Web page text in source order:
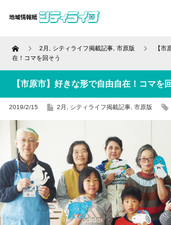
Home 2月 シティライフ掲載記事 市原版
【市
在！コマを回そう
【市原市】好きな形で自由自在！コマを
2019/2/15 2月 シティライフ掲載記事 市原版